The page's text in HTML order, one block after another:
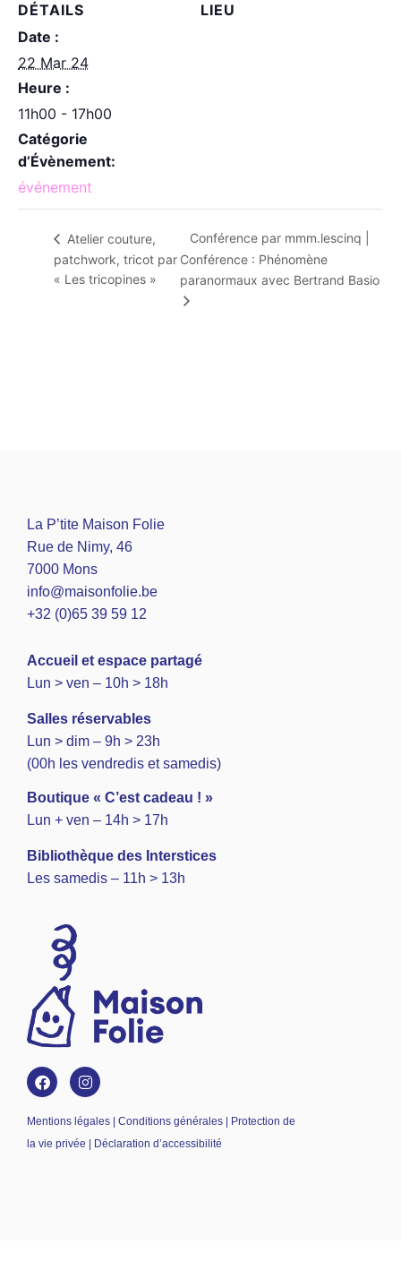
DÉTAILS
Date :
22 Mar 24
Heure :
11h00 - 17h00
Catégorie
d’Évènement:
événement
LIEU
Atelier couture,
patchwork, tricot par
« Les tricopines »
Conférence par mmm.lescinq |
Conférence : Phénomène
paranormaux avec Bertrand Basio
La P’tite Maison Folie
Rue de Nimy, 46
7000 Mons
info@maisonfolie.be
+32 (0)65 39 59 12
Accueil et espace partagé
Lun > ven – 10h > 18h
Salles réservables
Lun > dim – 9h > 23h
(00h les vendredis et samedis)
Boutique « C’est cadeau ! »
Lun + ven – 14h > 17h
Bibliothèque des Interstices
Les samedis – 11h > 13h
Mentions légales | Conditions générales | Protection de
la vie privée | Déclaration d’accessibilité